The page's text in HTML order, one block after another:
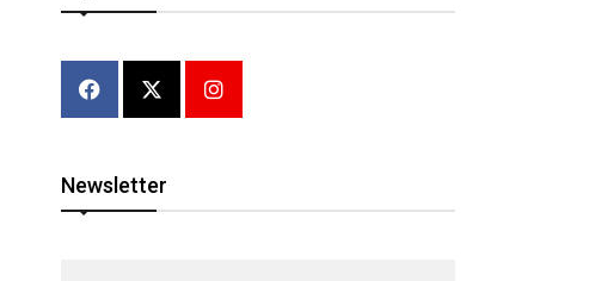
Newsletter